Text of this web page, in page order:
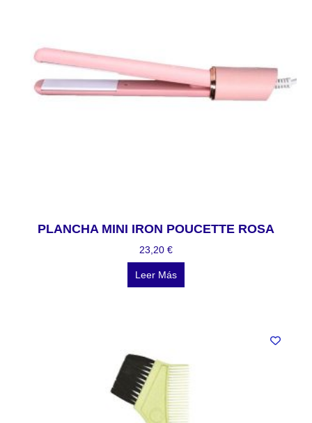
PLANCHA MINI IRON POUCETTE ROSA
23,20 €
Leer Más